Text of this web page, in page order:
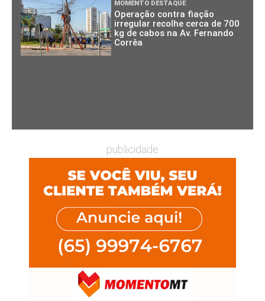
MOMENTO DESTAQUE
Operação contra fiação
irregular recolhe cerca de 700
kg de cabos na Av. Fernando
Corrêa
publicidade